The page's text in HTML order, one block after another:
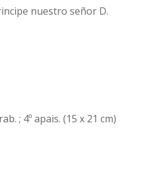
nuestro señor D.
; 4º apais. (15 x 21 cm)